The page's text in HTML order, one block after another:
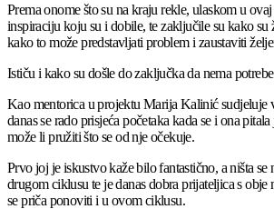
Prema onome što su na kraju rekle, ulaskom u
inspiraciju koju su i dobile, te zaključile su kako su
kako to može predstavljati problem i zaustaviti
Ističu i kako su došle do zaključka da nema
Kao mentorica u projektu Marija Kalinić sudjeluje
danas se rado prisjeća početaka kada se i ona
može li pružiti što se od nje očekuje.
Prvo joj je iskustvo kaže bilo fantastično, a ništa
drugom ciklusu te je danas dobra prijateljica s obje
se priča ponoviti i u ovom ciklusu.